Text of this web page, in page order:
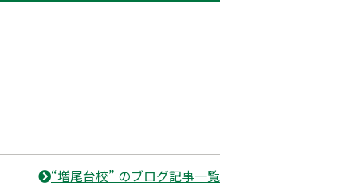
“増尾台校” のブログ記事一覧